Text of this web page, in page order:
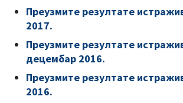
Преузмите резултате
2017.
Преузмите резултате
децембар 2016.
Преузмите резултате
2016.